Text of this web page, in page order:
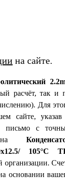
на сайте.
расчёт, так и
Для
сайте,
письмо с
105°C
организации.
основании